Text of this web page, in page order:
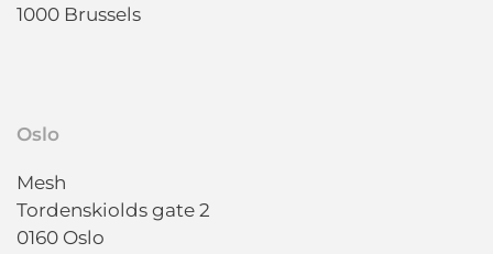
1000 Brussels
Oslo
Mesh
Tordenskiolds gate 2
0160 Oslo